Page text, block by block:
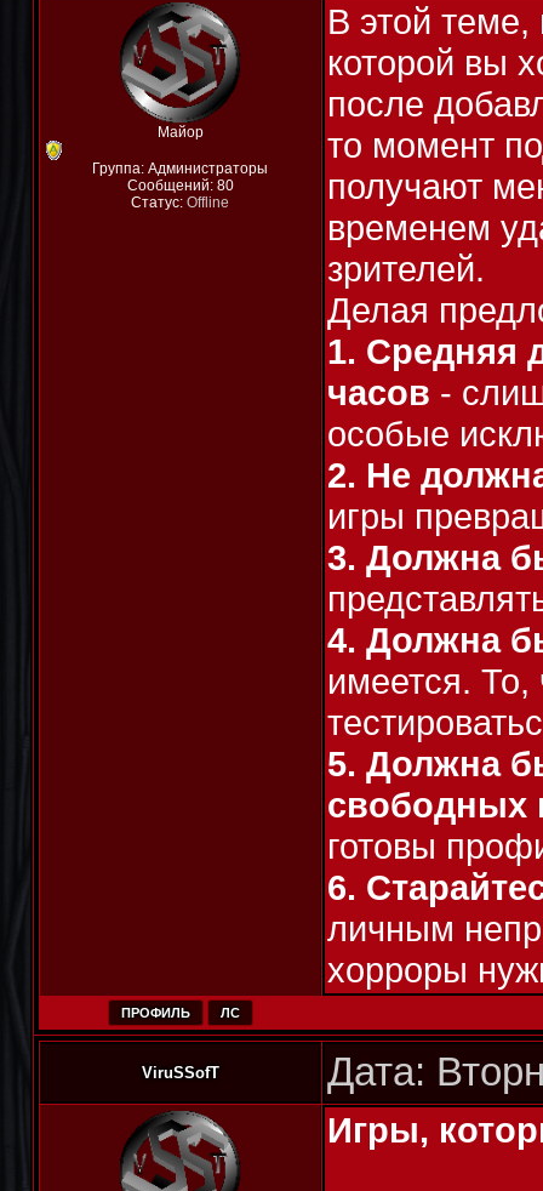
Майор
Группа: Администраторы
Сообщений: 80
Статус: Offline
В этой
которой вы
после
то момент
получают
временем
зрителей.
Делая
1. Средняя
часов -
особые
2. Не
игры
3. Должна
4. Должна
имеется. То,
5. Должна
свободных
готовы
6.
личным
хорроры
ПРОФИЛЬ ЛС
ViruSSofT Дата:
Игры,